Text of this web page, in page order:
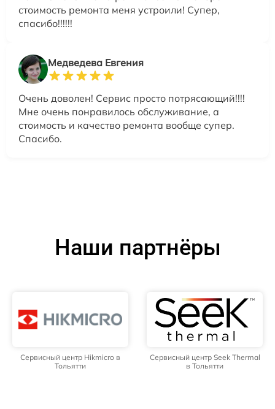
стоимость ремонта меня устроили! Супер,
спасибо!!!!!!
Медведева Евгения
Очень доволен! Сервис просто потрясающий!!!!
Мне очень понравилось обслуживание, а
стоимость и качество ремонта вообще супер.
Спасибо.
Наши партнёры
Сервисный центр Hikmicro в
Тольятти
Сервисный центр Seek Thermal
в Тольятти